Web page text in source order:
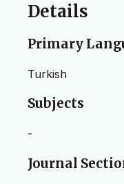
Details
Primary
Turkish
Subjects
-
Journal